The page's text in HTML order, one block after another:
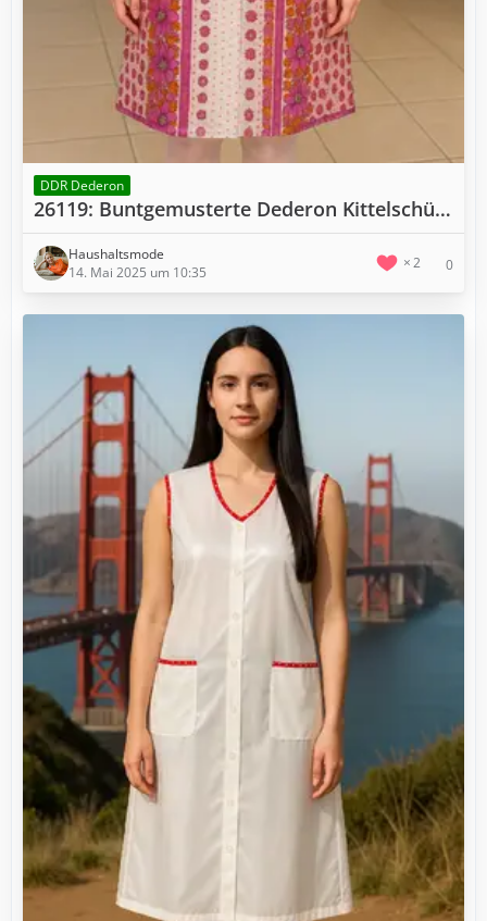
DDR Dederon
26119: Buntgemusterte Dederon Kittelschürze I W63
Haushaltsmode
14. Mai 2025 um 10:35
2 0